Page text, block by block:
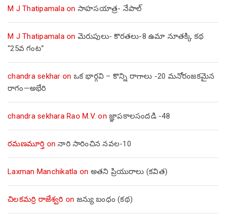
M J Thatipamalaon సాహసయాత్ర- నేపాల్‌
M J Thatipamalaon మెరుపులు- కొరతలు-8 ఉమా నూతక్కి కథ
“25వ గంట”
chandra sekhar on ఒక భార్గవి – కొన్ని రాగాలు -20 మనోరంజకమైన
రాగం—అభేరి
chandra sekhara Rao M.V. on జ్ఞాపకాలసందడి -48
రమణమూర్తి onనారి సారించిన నవల-10
Laxman Manchikatla on అతని ప్రియురాలు (కవిత)
చిలకమర్రి రాజేశ్వరి on జన్యు బంధం (కథ)